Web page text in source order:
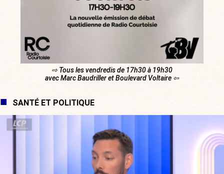
⇨ Tous les vendredis de 17h30 à 19h30
avec Marc Baudriller et Boulevard Voltaire ⇦
SANTÉ ET POLITIQUE